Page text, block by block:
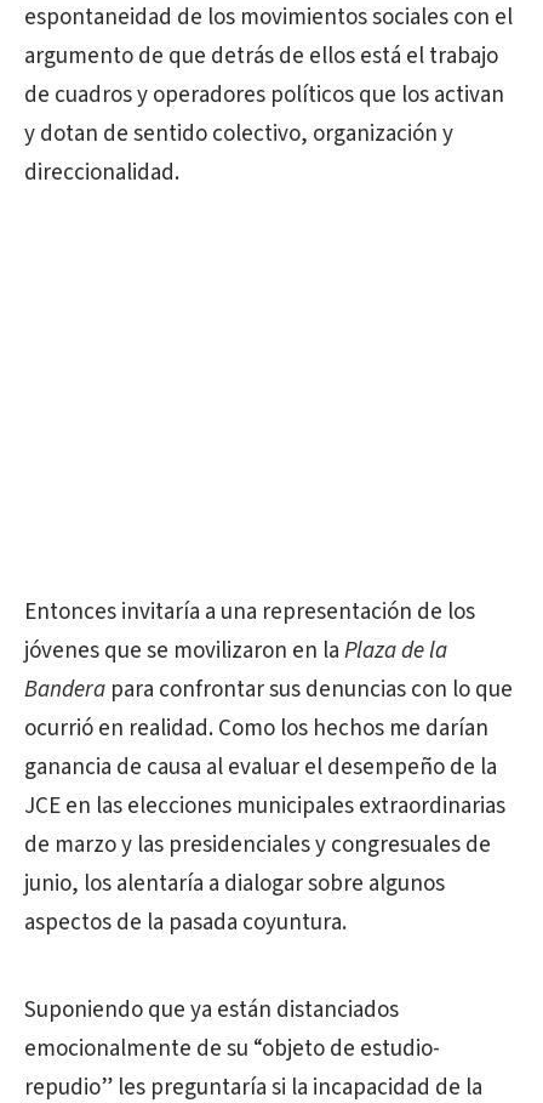
espontaneidad de los movimientos sociales con el
argumento de que detrás de ellos está el trabajo
de cuadros y operadores políticos que los activan
y dotan de sentido colectivo, organización y
direccionalidad.
Entonces invitaría a una representación de los
jóvenes que se movilizaron en laPlaza de la
Bandera para confrontar sus denuncias con lo que
ocurrió en realidad. Como los hechos me darían
ganancia de causa al evaluar el desempeño de la
JCE en las elecciones municipales extraordinarias
de marzo y las presidenciales y congresuales de
junio, los alentaría a dialogar sobre algunos
aspectos de la pasada coyuntura.
Suponiendo que ya están distanciados
emocionalmente de su “objeto de estudio-
repudio” les preguntaría si la incapacidad de la